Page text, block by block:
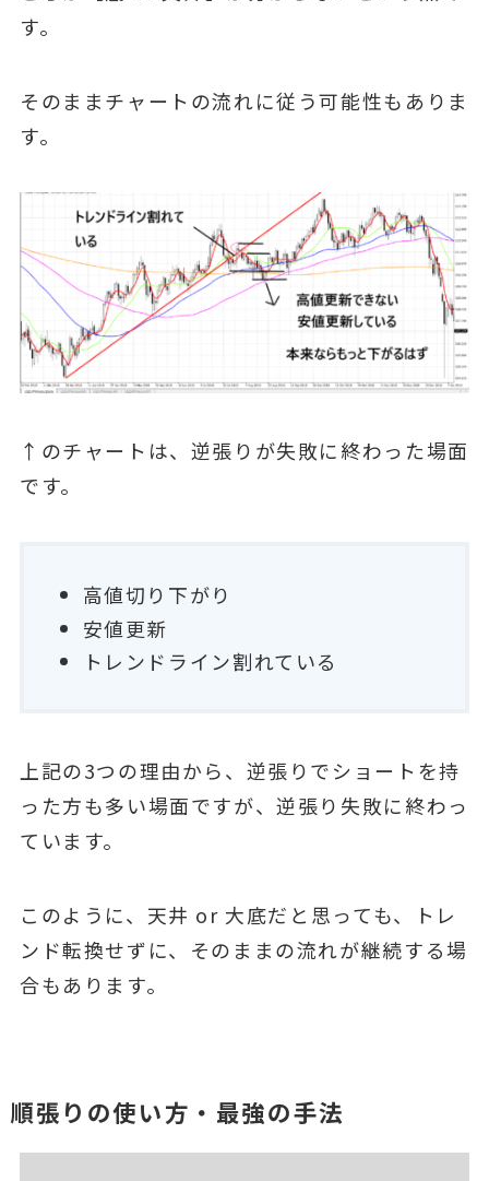
す。
そのままチャートの流れに従う可能性もありま
す。
↑のチャートは、逆張りが失敗に終わった場面
です。
高値切り下がり
安値更新
トレンドライン割れている
上記の3つの理由から、逆張りでショートを持
った方も多い場面ですが、逆張り失敗に終わっ
ています。
このように、天井 or 大底だと思っても、トレ
ンド転換せずに、そのままの流れが継続する場
合もあります。
順張りの使い方・最強の手法